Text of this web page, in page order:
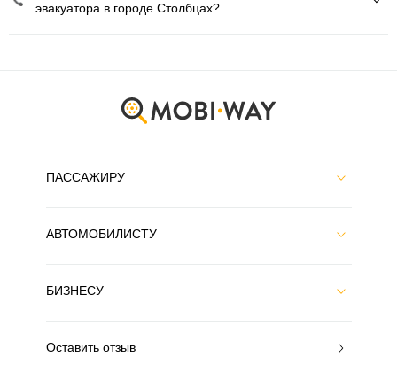
эвакуатора в городе Столбцах?
ПАССАЖИРУ
АВТОМОБИЛИСТУ
БИЗНЕСУ
Оставить отзыв